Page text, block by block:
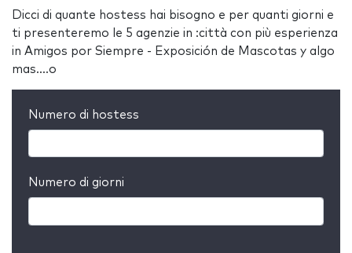
Dicci di quante hostess hai bisogno e per quanti giorni e
ti presenteremo le 5 agenzie in :città con più esperienza
in Amigos por Siempre - Exposición de Mascotas y algo
mas....o
Numero di hostess
Numero di giorni